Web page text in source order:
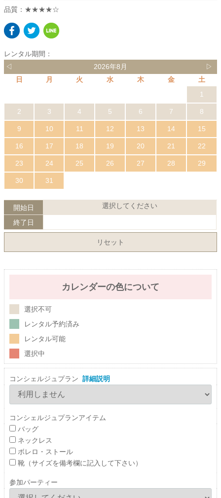
品質：★★★★☆
レンタル期間：
◁
2026年8月
▷
日
月 火 水 木 金
土
1
2 3 4 5 6 7 8
9 10 11 12 13 14 15
16 17 18 19 20 21 22
23 24 25 26 27 28 29
30 31
開始日 選択してください
終了日
リセット
カレンダーの色について
選択不可
レンタル予約済み
レンタル可能
選択中
コンシェルジュプラン 詳細説明
コンシェルジュプランアイテム
バッグ
ネックレス
ボレロ・ストール
靴（サイズを備考欄に記入して下さい）
参加パーティー